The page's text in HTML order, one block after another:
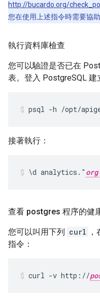
http://bucardo.org/
您在使用上述指令時需要協
執行資料庫檢查
您可以驗證是否已在
表。登入 PostgreSQL 建
psql -h /opt/
接著執行：
\d analytics." org
查看 postgres 程序的健
您可以叫用下列 curl
指令：
curl -v http://